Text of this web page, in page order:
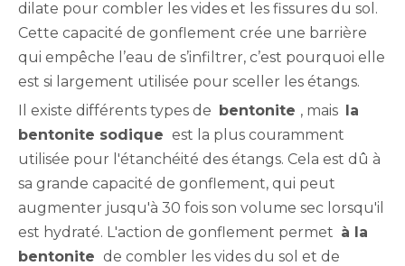
dilate pour combler les vides et les fissures du sol.
Cette capacité de gonflement crée une barrière
qui empêche l’eau de s’infiltrer, c’est pourquoi elle
est si largement utilisée pour sceller les étangs.
Il existe différents types de bentonite , mais la
bentonite sodique est la plus couramment
utilisée pour l'étanchéité des étangs. Cela est dû à
sa grande capacité de gonflement, qui peut
augmenter jusqu'à 30 fois son volume sec lorsqu'il
est hydraté. L'action de gonflement permet à la
bentonite de combler les vides du sol et de